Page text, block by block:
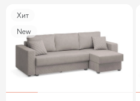
Хит
New